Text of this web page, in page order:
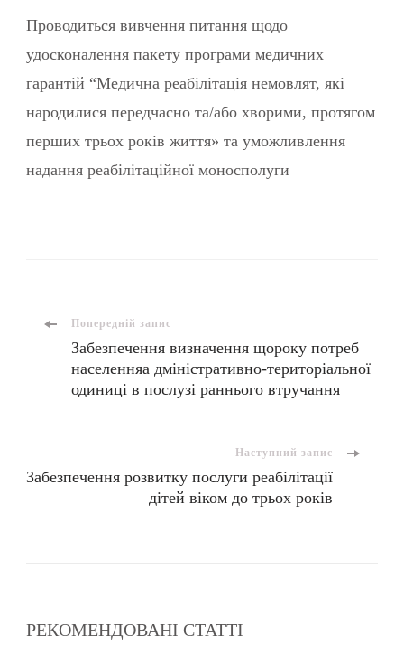
Проводиться вивчення питання щодо
удосконалення пакету програми медичних
гарантій “Медична реабілітація немовлят, які
народилися передчасно та/або хворими, протягом
перших трьох років життя» та уможливлення
надання реабілітаційної моносполуги
Попередній запис
Забезпечення визначення щороку потреб
населенняа дміністративно-територіальної
одиниці в послузі раннього втручання
Наступний запис
Забезпечення розвитку послуги реабілітації
дітей віком до трьох років
РЕКОМЕНДОВАНІ СТАТТІ